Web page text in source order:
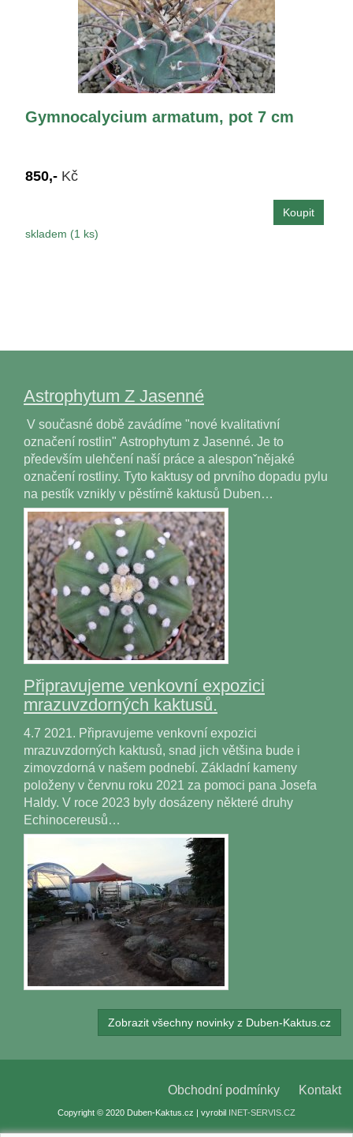
Gymnocalycium armatum, pot 7 cm
850,- Kč
skladem (1 ks)
Astrophytum Z Jasenné
V současné době zavádíme "nové kvalitativní
označení rostlin" Astrophytum z Jasenné. Je to
především ulehčení naší práce a alesponˇnějaké
označení rostliny. Tyto kaktusy od prvního dopadu pylu
na pestík vznikly v pěstírně kaktusů Duben…
Připravujeme venkovní expozici
mrazuvzdorných kaktusů.
4.7 2021. Připravujeme venkovní expozici
mrazuvzdorných kaktusů, snad jich většina bude i
zimovzdorná v našem podnebí. Základní kameny
položeny v červnu roku 2021 za pomoci pana Josefa
Haldy. V roce 2023 byly dosázeny některé druhy
Echinocereusů…
Zobrazit všechny novinky z Duben-Kaktus.cz
Obchodní podmínky Kontakt
Copyright © 2020 Duben-Kaktus.cz | vyrobil INET-SERVIS.CZ